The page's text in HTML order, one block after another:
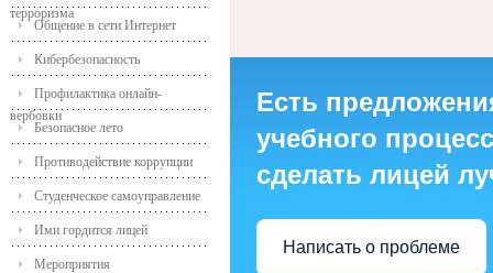
терроризма
Общение в сети Интернет
Кибербезопасность
Профилактика онлайн-
вербовки
Безопасное лето
Противодействие коррупции
Студенческое самоуправление
Ими гордится лицей
Мероприятия
Есть
учебного
сделать лицей
Написать о проблеме